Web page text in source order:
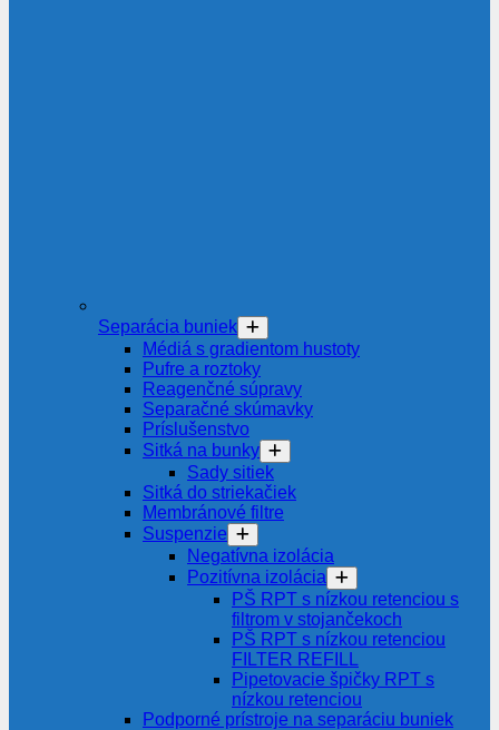
Separácia buniek
Médiá s gradientom hustoty
Pufre a roztoky
Reagenčné súpravy
Separačné skúmavky
Príslušenstvo
Sitká na bunky
Sady sitiek
Sitká do striekačiek
Membránové filtre
Suspenzie
Negatívna izolácia
Pozitívna izolácia
PŠ RPT s nízkou retenciou s
filtrom v stojančekoch
PŠ RPT s nízkou retenciou
FILTER REFILL
Pipetovacie špičky RPT s
nízkou retenciou
Podporné prístroje na separáciu buniek